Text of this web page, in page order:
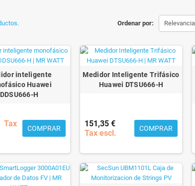
Ordenar por: Relevancia
inteligente
Huawei
DDSU666-H
Tax
COMPRAR
Medidor Inteligente Trifásico
Huawei DTSU666-H
151,35 €
Tax escl.
COMPRAR